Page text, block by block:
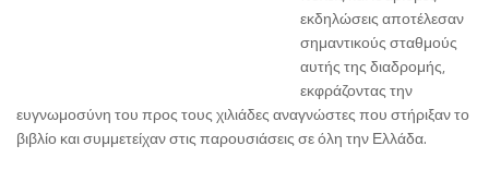
εκδηλώσεις αποτέλεσαν
σημαντικούς σταθμούς
αυτής της διαδρομής,
εκφράζοντας την
ευγνωμοσύνη του προς τους χιλιάδες αναγνώστες που στήριξαν το
βιβλίο και συμμετείχαν στις παρουσιάσεις σε όλη την Ελλάδα.